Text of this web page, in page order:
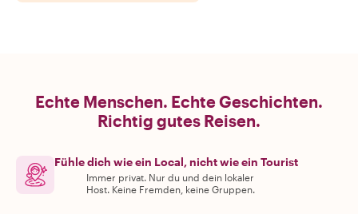
Echte Menschen. Echte Geschichten.
Richtig gutes Reisen.
Fühle dich wie ein Local, nicht wie ein Tourist
Immer privat. Nur du und dein lokaler
Host. Keine Fremden, keine Gruppen.